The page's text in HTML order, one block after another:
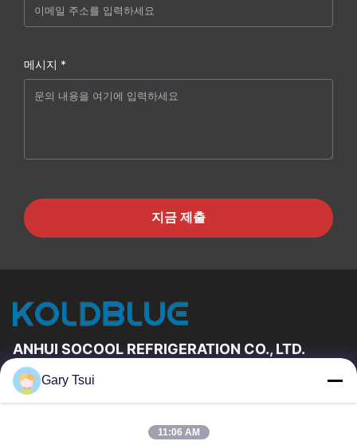
메시지 *
지금 제출
ANHUI SOCOOL REFRIGERATION CO., LTD.
빠른 링크
우리에 대하여
Gary Tsui
11:06 AM